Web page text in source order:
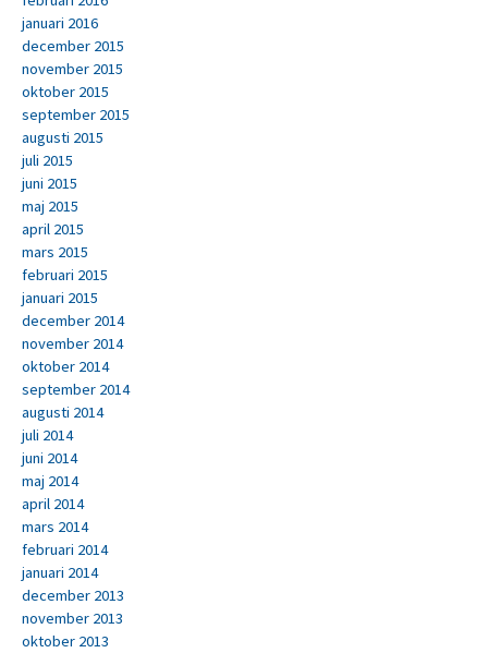
januari 2016
december 2015
november 2015
oktober 2015
september 2015
augusti 2015
juli 2015
juni 2015
maj 2015
april 2015
mars 2015
februari 2015
januari 2015
december 2014
november 2014
oktober 2014
september 2014
augusti 2014
juli 2014
juni 2014
maj 2014
april 2014
mars 2014
februari 2014
januari 2014
december 2013
november 2013
oktober 2013